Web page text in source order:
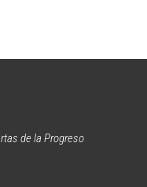
de la Progreso